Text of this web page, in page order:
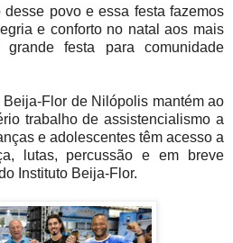
desse povo e essa festa fazemos
e conforto no natal aos mais
festa para comunidade
Flor de Nilópolis mantém ao
trabalho de assistencialismo a
e adolescentes têm acesso a
lutas, percussão e em breve
Instituto Beija-Flor.